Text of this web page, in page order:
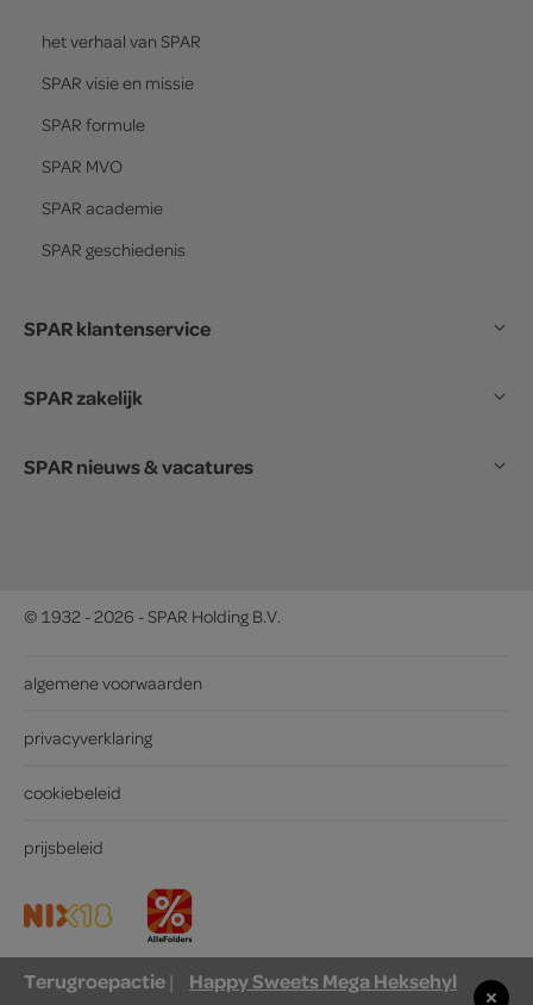
het verhaal van SPAR
SPAR visie en missie
SPAR formule
SPAR MVO
SPAR academie
SPAR geschiedenis
SPAR klantenservice
SPAR zakelijk
SPAR nieuws & vacatures
© 1932 - 2026 - SPAR Holding B.V.
algemene voorwaarden
privacyverklaring
cookiebeleid
prijsbeleid
Terugroepactie|
Happy Sweets Mega Heksehyl